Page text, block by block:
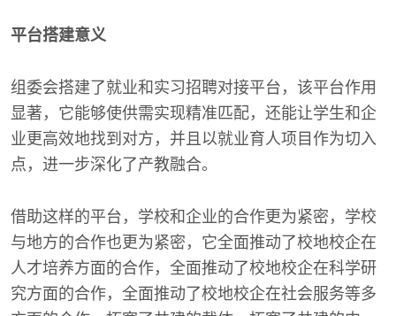
平台搭建意义
组委会搭建了就业和实习招聘对接平台，该平台作用
显著，它能够使供需实现精准匹配，还能让学生和企
业更高效地找到对方，并且以就业育人项目作为切入
点，进一步深化了产教融合。
借助这样的平台，学校和企业的合作更为紧密，学校
与地方的合作也更为紧密，它全面推动了校地校企在
人才培养方面的合作，全面推动了校地校企在科学研
究方面的合作，全面推动了校地校企在社会服务等多